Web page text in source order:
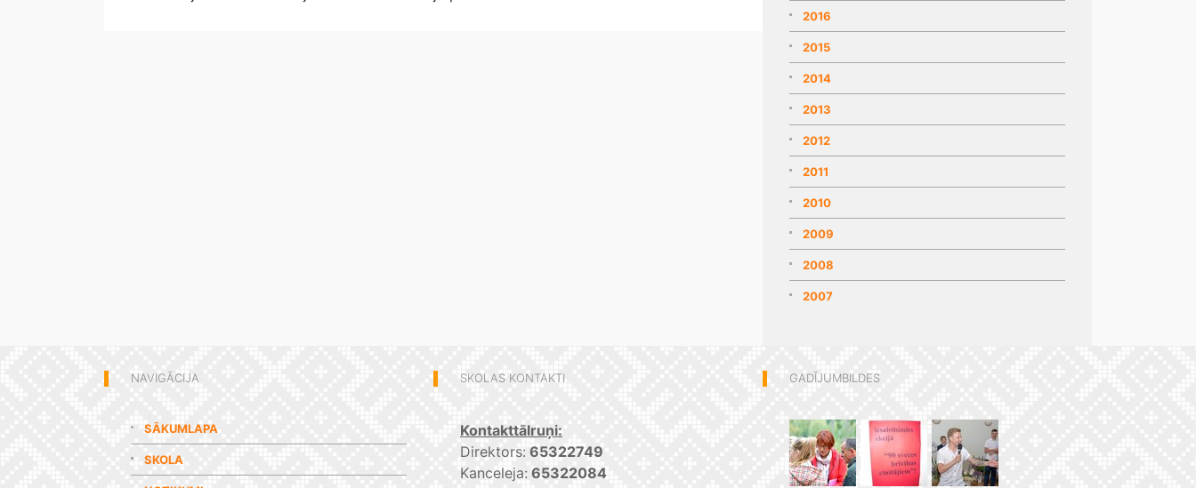
2016
2015
2014
2013
2012
2011
2010
2009
2008
2007
NAVIGĀCIJA
SĀKUMLAPA
SKOLA
SKOLAS KONTAKTI
Kontakttālruņi:
Direktors: 65322749
Kanceleja: 65322084
GADĪJUMBILDES